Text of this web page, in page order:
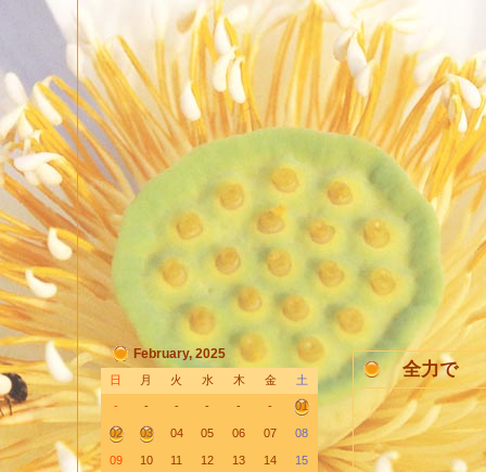
February, 2025
日 月 火 水 木 金
土
-
- - - - - 01
02 03 04 05 06 07 08
09 10 11 12 13 14 15
全力で